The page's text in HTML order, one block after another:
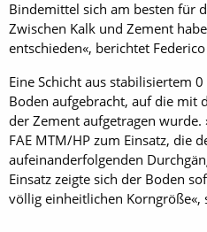
Bindemittel sich am besten für
Zwischen Kalk und Zement
entschieden«, berichtet
Eine Schicht aus stabilisiertem
Boden aufgebracht, auf die mit
der Zement aufgetragen wurde.
FAE MTM/HP zum Einsatz, die
aufeinanderfolgenden
Einsatz zeigte sich der Boden
völlig einheitlichen Korngröße«,